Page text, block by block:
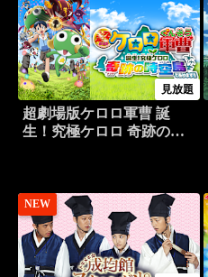
見放題
超劇場版ケロロ軍曹 誕
生！究極ケロロ 奇跡の時
NEW